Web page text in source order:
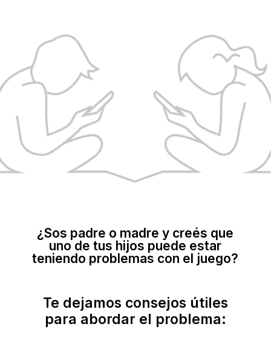
¿Sos padre o madre y creés que
uno de tus hijos puede estar
teniendo problemas con el juego?
Te dejamos consejos útiles
para abordar el problema: